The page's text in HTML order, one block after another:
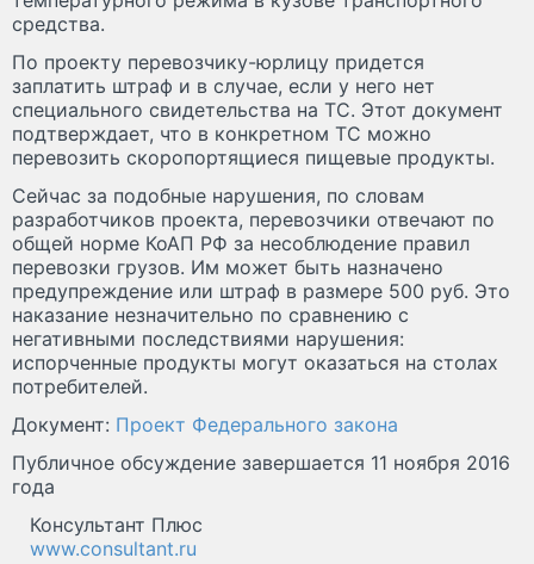
средства.
По проекту перевозчику-юрлицу придется
заплатить штраф и в случае, если у него нет
специального свидетельства на ТС. Этот документ
подтверждает, что в конкретном ТС можно
перевозить скоропортящиеся пищевые продукты.
Сейчас за подобные нарушения, по словам
разработчиков проекта, перевозчики отвечают по
общей норме КоАП РФ за несоблюдение правил
перевозки грузов. Им может быть назначено
предупреждение или штраф в размере 500 руб. Это
наказание незначительно по сравнению с
негативными последствиями нарушения:
испорченные продукты могут оказаться на столах
потребителей.
Документ: Проект Федерального закона
Публичное обсуждение завершается 11 ноября 2016
года
Консультант Плюс
www.consultant.ru